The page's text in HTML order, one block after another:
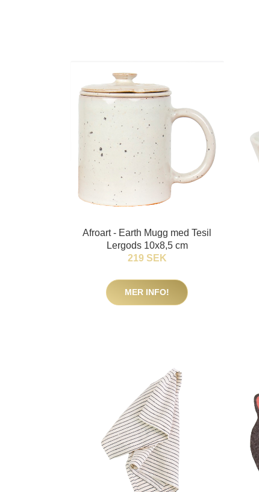
Afroart - Earth Mugg med Tesil
Lergods 10x8,5 cm
219 SEK
MER INFO!